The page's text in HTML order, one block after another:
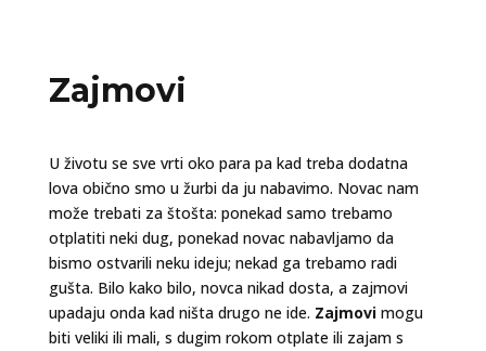
Zajmovi
U životu se sve vrti oko para pa kad treba dodatna
lova obično smo u žurbi da ju nabavimo. Novac nam
može trebati za štošta: ponekad samo trebamo
otplatiti neki dug, ponekad novac nabavljamo da
bismo ostvarili neku ideju; nekad ga trebamo radi
gušta. Bilo kako bilo, novca nikad dosta, a zajmovi
upadaju onda kad ništa drugo ne ide. Zajmovimogu
biti veliki ili mali, s dugim rokom otplate ili zajam s